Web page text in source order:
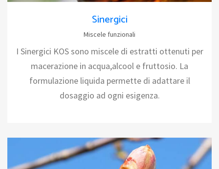
Sinergici
Miscele funzionali
I Sinergici KOS sono miscele di estratti ottenuti per
macerazione in acqua,alcool e fruttosio. La
formulazione liquida permette di adattare il
dosaggio ad ogni esigenza.